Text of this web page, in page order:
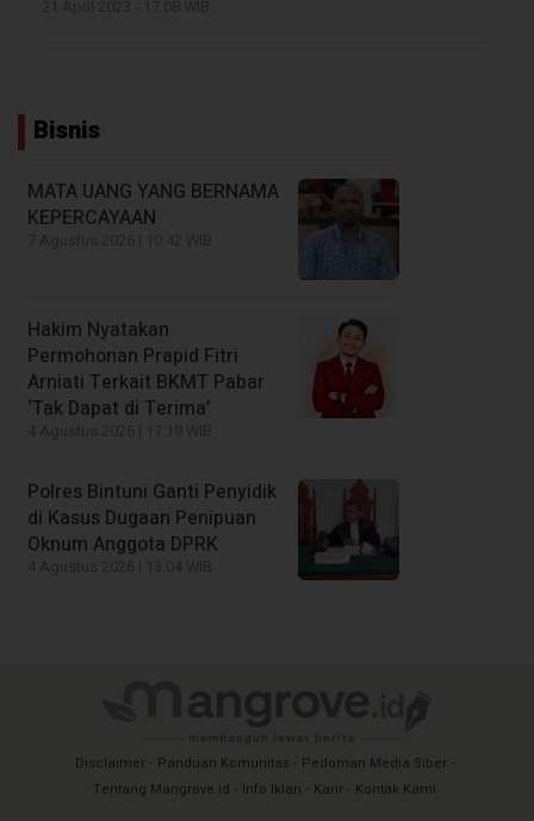
Bisnis
MATA UANG YANG BERNAMA
KEPERCAYAAN
Hakim Nyatakan
Permohonan Prapid Fitri
Arniati Terkait BKMT Pabar
‘Tak Dapat di Terima’
Polres Bintuni Ganti Penyidik
di Kasus Dugaan Penipuan
Oknum Anggota DPRK
Disclaimer Panduan Komunitas
Pedoman Media Siber
Tentang Mangrove.id
Info Iklan Karir Kontak Kami